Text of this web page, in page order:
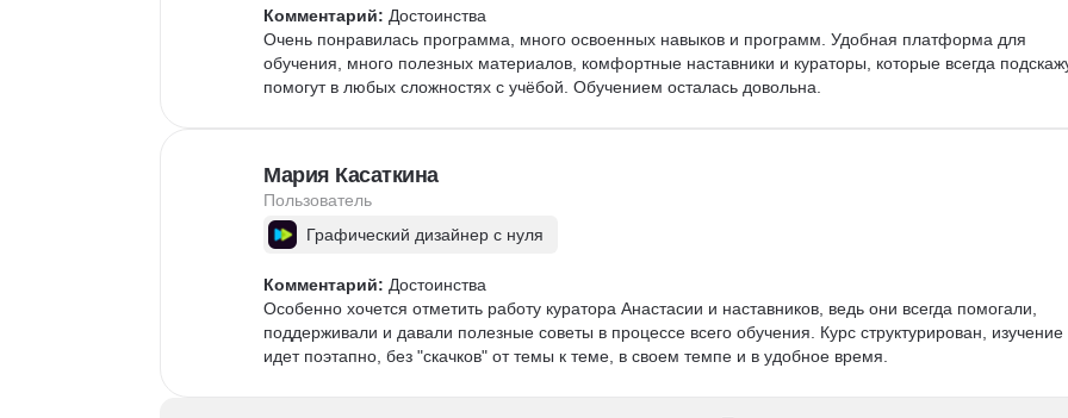
это невероятный опыт борьбы с собой, который все еще продолжается.
Впереди еще работа с центром карьеры, о нем пока ничего не знаю, как закончу работу над
пойду знакомиться) Содействие с трудоустройством как на фриланс, так и в найм.
Буду рекомендовать SkyPro однозначно!
Комментарий: Достоинства
Очень понравилась программа, много освоенных навыков и программ. Удобная платформа для
обучения, много полезных материалов, комфортные наставники и кураторы, которые всегда
помогут в любых сложностях с учёбой. Обучением осталась довольна.
Мария Касаткина
Пользователь
Графический дизайнер с нуля
Комментарий: Достоинства
Особенно хочется отметить работу куратора Анастасии и наставников, ведь они всегда помогали,
поддерживали и давали полезные советы в процессе всего обучения. Курс структурирован, изучение
идет поэтапно, без "скачков" от темы к теме, в своем темпе и в удобное время.